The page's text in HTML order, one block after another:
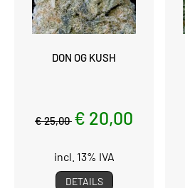
DON OG KUSH
€ 25,00 € 20,00
incl. 13% IVA
DETAILS